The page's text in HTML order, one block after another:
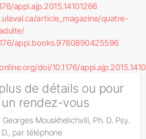
appi.ajp.2015.14101266
article_magazine/quatre-
appi.books.9780890425596
doi/10.1176/
de détails ou pour
rendez-vous
Mouskhelichvili, Ph. D. Psy.
D., par téléphone